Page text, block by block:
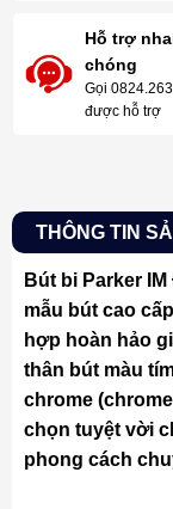
Hỗ trợ
chóng
Gọi
được hỗ trợ
THÔNG TIN
Bút bi Parker
mẫu bút cao
hợp hoàn hảo
thân bút màu
chrome
chọn tuyệt vời
phong cách